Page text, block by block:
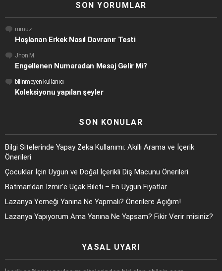
SON YORUMLAR
rumuz
Hoşlanan Erkek Nasıl Davranır Testi
Jhon M.
Engellenen Numaradan Mesaj Gelir Mi?
bilinmeyen kullanıcı
Koleksiyonu yapılan şeyler
SON KONULAR
Bilgi Sitelerinde Yapay Zeka Kullanımı: Akıllı Arama ve İçerik
Önerileri
Çocuklar İçin Uygun ve Doğal İçerikli Diş Macunu Önerileri
Batman’dan İzmir’e Uçak Bileti – En Uygun Fiyatlar
Lazanya Yemeği Yanına Ne Yapmalı? Önerilere Açığım!
Lazanya Yapıyorum Ama Yanına Ne Yapsam? Fikir Verir misiniz?
YASAL UYARI